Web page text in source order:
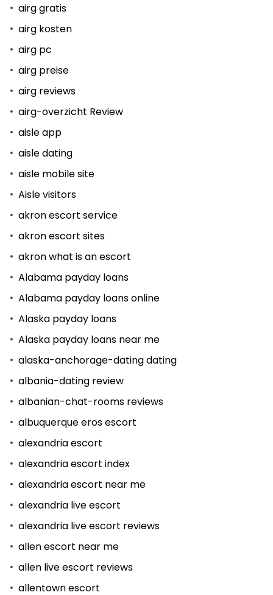
airg gratis
airg kosten
airg pc
airg preise
airg reviews
airg-overzicht Review
aisle app
aisle dating
aisle mobile site
Aisle visitors
akron escort service
akron escort sites
akron what is an escort
Alabama payday loans
Alabama payday loans online
Alaska payday loans
Alaska payday loans near me
alaska-anchorage-dating dating
albania-dating review
albanian-chat-rooms reviews
albuquerque eros escort
alexandria escort
alexandria escort index
alexandria escort near me
alexandria live escort
alexandria live escort reviews
allen escort near me
allen live escort reviews
allentown escort